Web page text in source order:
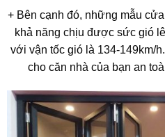
+ Bên cạnh đó, những mẫu
khả năng chịu được sức gió
với vận tốc gió là 134-149km/
cho căn nhà của bạn an